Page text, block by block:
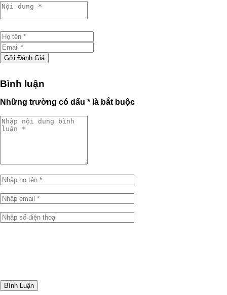
Gởi Đánh Giá
Bình luận
Những trường có dấu * là bắt buộc
Bình Luận